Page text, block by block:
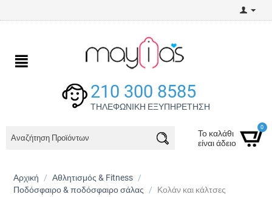
210 300 8585
ΤΗΛΕΦΩΝΙΚΗ ΕΞΥΠΗΡΕΤΗΣΗ
Το καλάθι
είναι άδειο
0
Αρχική / Αθλητισμός & Fitness /
Ποδόσφαιρο & ποδόσφαιρο σάλας
/ Κολάν και κάλτσες